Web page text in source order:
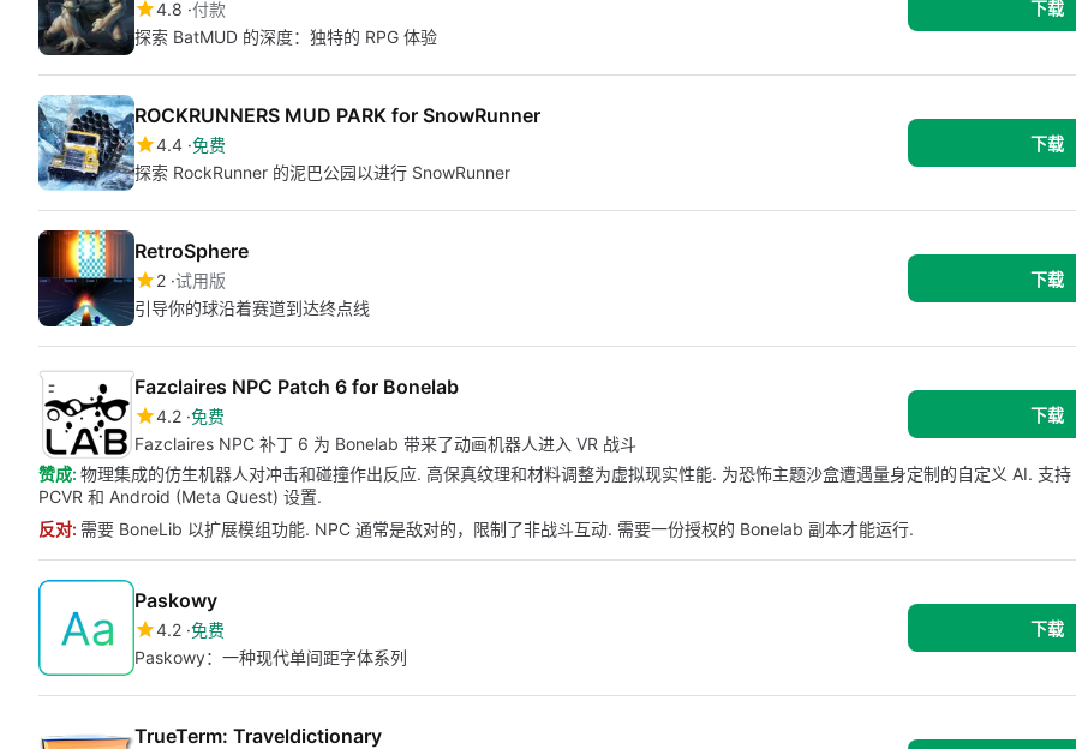
4.8 付款
探索 BatMUD 的深度：独特的 RPG 体验
下载
ROCKRUNNERS MUD PARK for SnowRunner
4.4 免费
探索 RockRunner 的泥巴公园以进行 SnowRunner
下载
RetroSphere
2 试用版
引导你的球沿着赛道到达终点线
下载
Fazclaires NPC Patch 6 for Bonelab
4.2 免费
Fazclaires NPC 补丁 6 为 Bonelab 带来了动画机器人进入 VR 战斗
下载
赞成: 物理集成的仿生机器人对冲击和碰撞作出反应. 高保真纹理和材料调整为虚拟现实性能. 为恐怖主题沙盒遭遇量身定制的自定义 AI. 支
PCVR 和 Android (Meta Quest) 设置.
反对: 需要 BoneLib 以扩展模组功能. NPC 通常是敌对的，限制了非战斗互动. 需要一份授权的 Bonelab 副本才能运行.
Paskowy
4.2 免费
Paskowy：一种现代单间距字体系列
下载
TrueTerm: Traveldictionary